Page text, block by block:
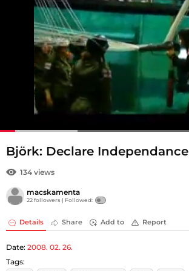
Björk: Declare Independance
134 views
macskamenta
22 followers | Followed:
Details Share Add to Report
Date: 2008. 02. 26.
Tags: